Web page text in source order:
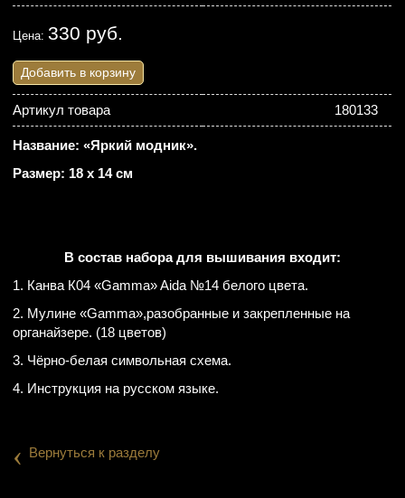
Цена:330 руб.
Добавить в корзину
Артикул товара 180133
Название: «Яркий модник».
Размер: 18 х 14 см
В состав набора для вышивания входит:
1. Канва К04 «Gamma» Aida №14 белого цвета.
2. Мулине «Gamma»,разобранные и закрепленные на
органайзере. (18 цветов)
3. Чёрно-белая символьная схема.
4. Инструкция на русском языке.
‹ Вернуться к разделу